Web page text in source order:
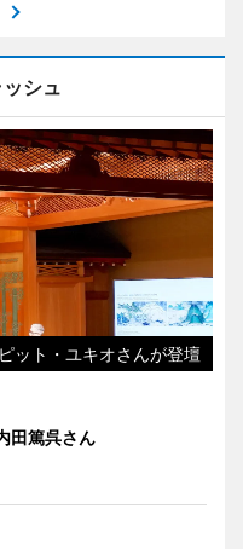
シュ
ット・ユキオさんが登壇
田篤呉さん